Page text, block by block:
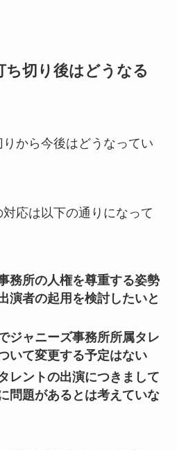
ち切り後はどうなる
から今後はどうなってい
応は以下の通りになって
務所の人権を尊重する姿勢
演者の起用を検討したいと
ジャニーズ事務所所属タレ
いて変更する予定はない
レントの出演につきまして
問題があるとは考えていな